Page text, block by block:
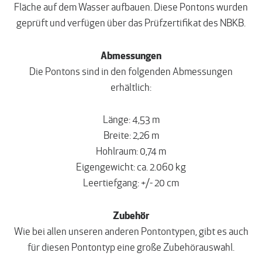
Fläche auf dem Wasser aufbauen. Diese Pontons wurden
geprüft und verfügen über das Prüfzertifikat des NBKB.
Abmessungen
Die Pontons sind in den folgenden Abmessungen
erhältlich:
Länge: 4,53 m
Breite: 2,26 m
Hohlraum: 0,74 m
Eigengewicht: ca. 2.060 kg
Leertiefgang: +/- 20 cm
Zubehör
Wie bei allen unseren anderen Pontontypen, gibt es auch
für diesen Pontontyp eine große Zubehörauswahl.